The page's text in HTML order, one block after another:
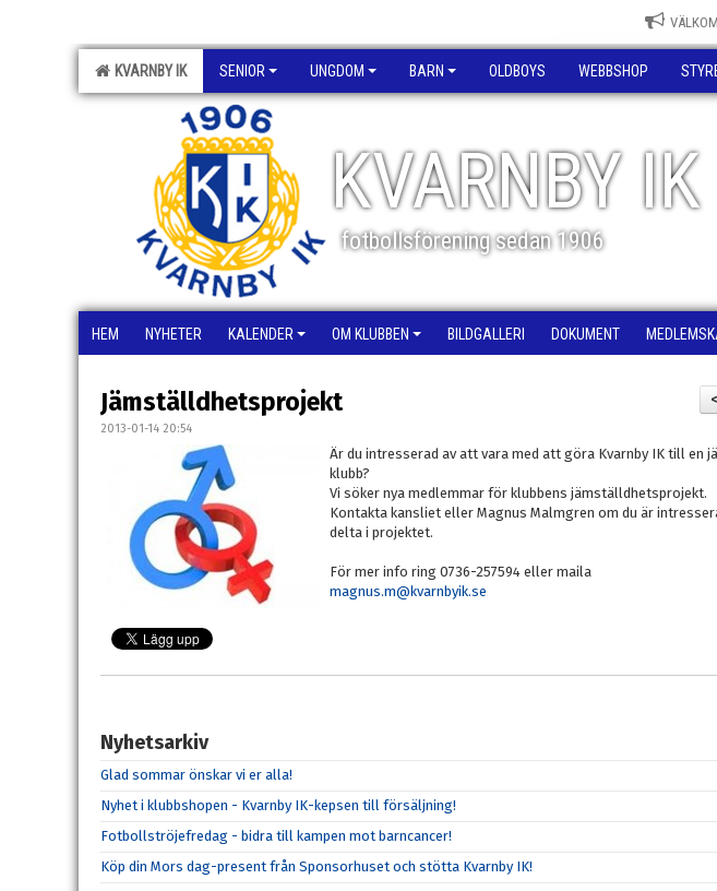
KVARNBY IK SENIOR UNGDOM BARN OLDBOYS WEBBSHOP
KVARNBY IK
fotbollsförening sedan 1906
HEM NYHETER KALENDER OM KLUBBEN BILDGALLERI DOKUMENT
<
Jämställdhetsprojekt
2013-01-14 20:54
Är du intresserad av att vara med att göra Kvarnby IK till en
klubb?
Vi söker nya medlemmar för klubbens jämställdhetsprojekt.
Kontakta kansliet eller Magnus Malmgren om du är
delta i projektet.
För mer info ring 0736-257594 eller maila
magnus.m@kvarnbyik.se
Nyhetsarkiv
Glad sommar önskar vi er alla!
Nyhet i klubbshopen - Kvarnby IK-kepsen till försäljning!
Fotbollströjefredag - bidra till kampen mot barncancer!
Köp din Mors dag-present från Sponsorhuset och stötta Kvarnby IK!